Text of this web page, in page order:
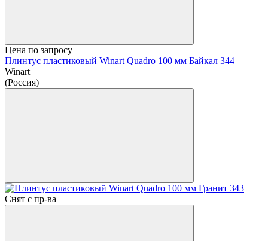
Цена по запросу
Плинтус пластиковый Winart Quadro 100 мм Байкал 344
Winart
(Россия)
Снят с пр-ва